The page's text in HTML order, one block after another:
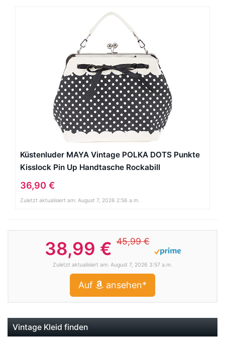
Küstenluder MAYA Vintage POLKA DOTS Punkte
Kisslock Pin Up Handtasche Rockabill
36,90 €
Zuletzt aktualisiert am: August 7, 2026 2:56 a.m.
38,99 €45,99 €
Zuletzt aktualisiert am: August 7, 2026 3:57 a.m.
Auf ansehen*
Vintage Kleid finden